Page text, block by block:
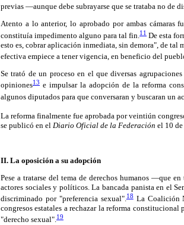
previas —aunque debe subrayarse que se trataba no
Atento a lo anterior, lo aprobado por ambas cámaras
constituía impedimento alguno para tal fin. 11 De esta
esto es, cobrar aplicación inmediata, sin demora", de tal
efectiva empiece a tener vigencia, en beneficio del
Se trató de un proceso en el que diversas
opiniones13 e impulsar la adopción de la reforma
algunos diputados para que conversaran y buscaran un
La reforma finalmente fue aprobada por veintiún
se publicó en el Diario Oficial de la Federación el 10
II. La oposición a su adopción
Pese a tratarse del tema de derechos humanos —que
actores sociales y políticos. La bancada panista en el
discriminado por "preferencia sexual".18La Coalición
congresos estatales a rechazar la reforma
"derecho sexual".19